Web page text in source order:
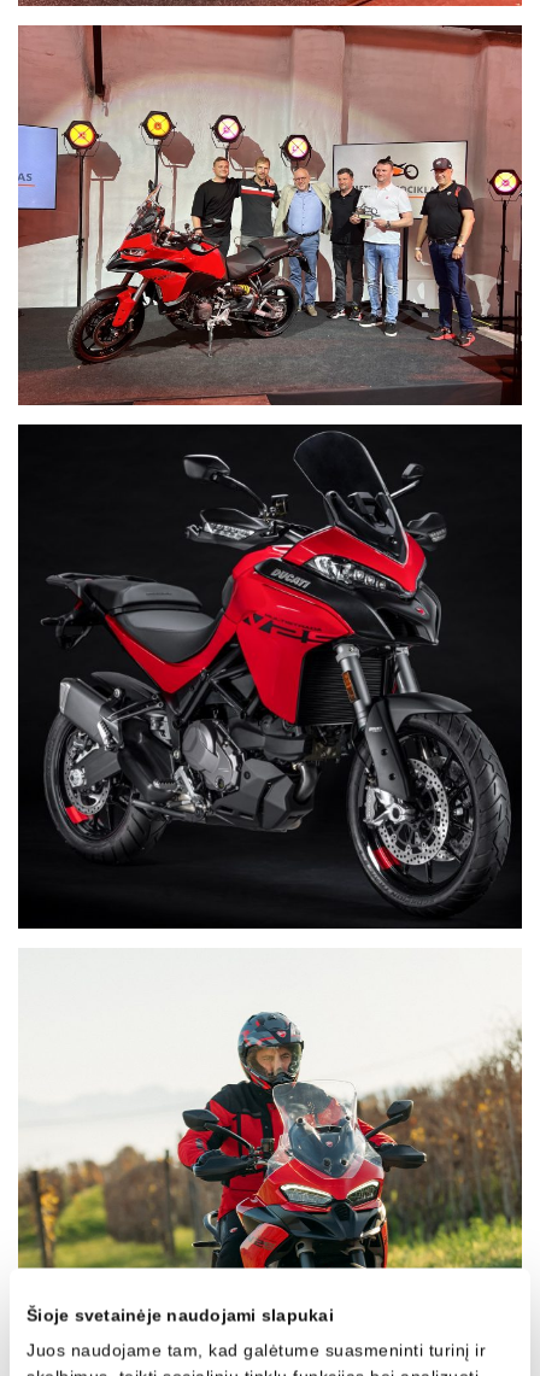
Šioje svetainėje naudojami slapukai
Juos naudojame tam, kad galėtume suasmeninti turinį ir